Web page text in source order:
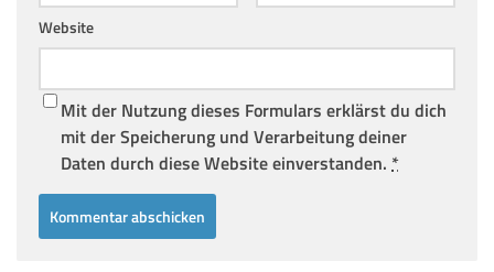
Website
Mit der Nutzung dieses Formulars erklärst du dich
mit der Speicherung und Verarbeitung deiner
Daten durch diese Website einverstanden. *